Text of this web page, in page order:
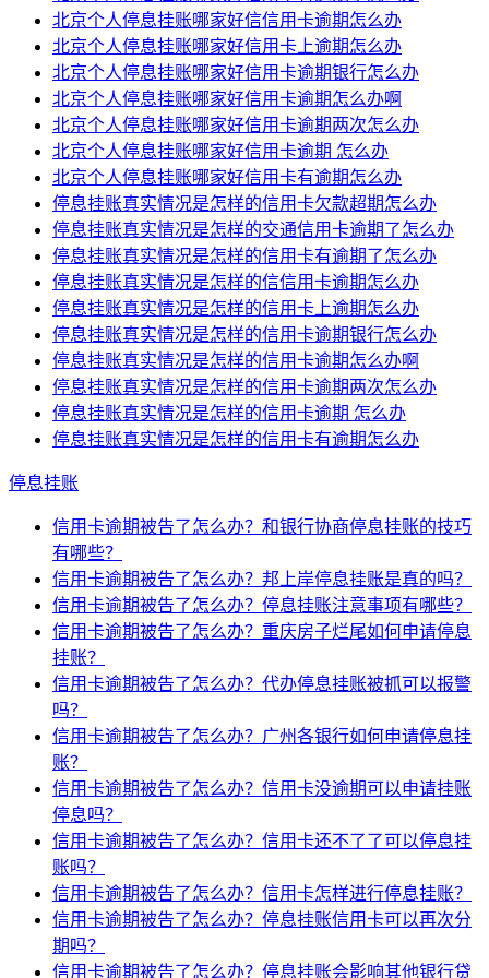
北京个人停息挂账哪家好信信用卡逾期怎么办
北京个人停息挂账哪家好信用卡上逾期怎么办
北京个人停息挂账哪家好信用卡逾期银行怎么办
北京个人停息挂账哪家好信用卡逾期怎么办啊
北京个人停息挂账哪家好信用卡逾期两次怎么办
北京个人停息挂账哪家好信用卡逾期 怎么办
北京个人停息挂账哪家好信用卡有逾期怎么办
停息挂账真实情况是怎样的信用卡欠款超期怎么办
停息挂账真实情况是怎样的交通信用卡逾期了怎么办
停息挂账真实情况是怎样的信用卡有逾期了怎么办
停息挂账真实情况是怎样的信信用卡逾期怎么办
停息挂账真实情况是怎样的信用卡上逾期怎么办
停息挂账真实情况是怎样的信用卡逾期银行怎么办
停息挂账真实情况是怎样的信用卡逾期怎么办啊
停息挂账真实情况是怎样的信用卡逾期两次怎么办
停息挂账真实情况是怎样的信用卡逾期 怎么办
停息挂账真实情况是怎样的信用卡有逾期怎么办
停息挂账
信用卡逾期被告了怎么办？和银行协商停息挂账的技巧
有哪些？
信用卡逾期被告了怎么办？邦上岸停息挂账是真的吗？
信用卡逾期被告了怎么办？停息挂账注意事项有哪些？
信用卡逾期被告了怎么办？重庆房子烂尾如何申请停息
挂账？
信用卡逾期被告了怎么办？代办停息挂账被抓可以报警
吗？
信用卡逾期被告了怎么办？广州各银行如何申请停息挂
账？
信用卡逾期被告了怎么办？信用卡没逾期可以申请挂账
停息吗？
信用卡逾期被告了怎么办？信用卡还不了了可以停息挂
账吗？
信用卡逾期被告了怎么办？信用卡怎样进行停息挂账？
信用卡逾期被告了怎么办？停息挂账信用卡可以再次分
期吗？
信用卡逾期被告了怎么办？停息挂账会影响其他银行贷